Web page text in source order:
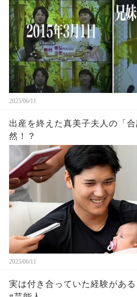
2025/06/11
出産を終えた真美子夫人の「
然！？
2025/06/11
実は付き合っていた経験があ